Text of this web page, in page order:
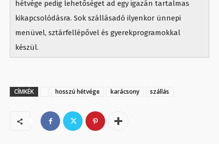
hétvége pedig lehetőséget ad egy igazán tartalmas
kikapcsolódásra. Sok szállásadó ilyenkor ünnepi
menüvel, sztárfellépővel és gyerekprogramokkal
készül.
CÍMKÉK hosszú hétvége karácsony szállás